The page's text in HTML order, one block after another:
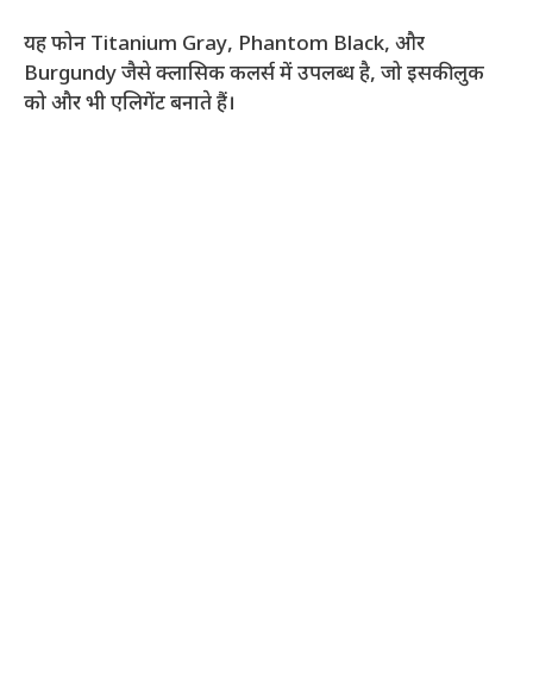
यह फोन Titanium Gray, Phantom Black, और
Burgundy जैसे क्लासिक कलर्स में उपलब्ध है, जो इसकी लुक
को और भी एलिगेंट बनाते हैं।